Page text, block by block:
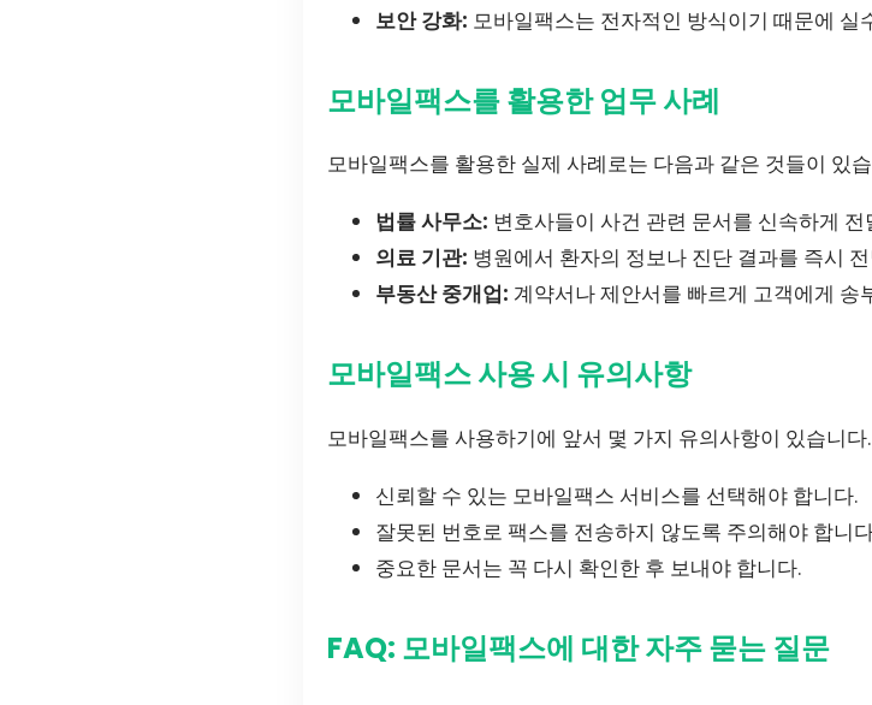
보안 강화: 모바일팩스는 전자적인 방식이기 때문에
모바일팩스를 활용한 업무 사례
모바일팩스를 활용한 실제 사례로는 다음과 같은 것들이 있
법률 사무소: 변호사들이 사건 관련 문서를 신속하게
의료 기관: 병원에서 환자의 정보나 진단 결과를 즉시
부동산 중개업: 계약서나 제안서를 빠르게 고객에게 송
모바일팩스 사용 시 유의사항
모바일팩스를 사용하기에 앞서 몇 가지 유의사항이 있습니
신뢰할 수 있는 모바일팩스 서비스를 선택해야 합니다.
잘못된 번호로 팩스를 전송하지 않도록 주의해야 합니
중요한 문서는 꼭 다시 확인한 후 보내야 합니다.
FAQ: 모바일팩스에 대한 자주 묻는 질문